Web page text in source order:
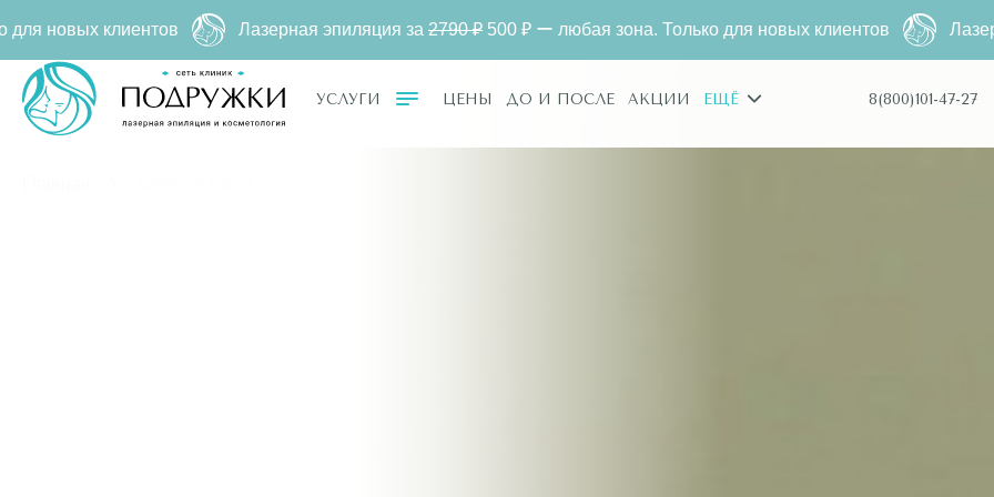
УСЛУГИ ЦЕНЫ ДО И ПОСЛЕ АКЦИИ ЕЩЁ 8(800)101-47-27
эпиляция за2790 ₽500 ₽ ー любая зона. Только для новых клиентов Лазерная эпиляция за2790 ₽500 ₽